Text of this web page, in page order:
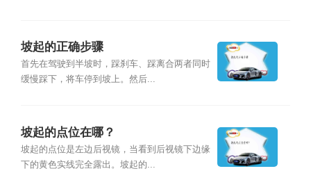
坡起的正确步骤
首先在驾驶到半坡时，踩刹车、踩离合两者同时
缓慢踩下，将车停到坡上。然后...
坡起的点位在哪？
坡起的点位是左边后视镜，当看到后视镜下边缘
下的黄色实线完全露出。坡起的...